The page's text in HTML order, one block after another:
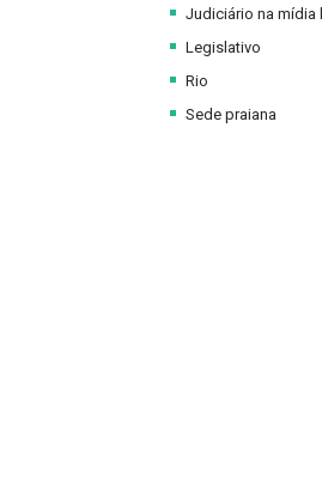
Judiciário na mídia
Legislativo
Rio
Sede praiana